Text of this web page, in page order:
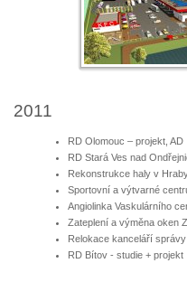
2011
RD Olomouc – projekt, AD
RD Stará Ves nad
Rekonstrukce haly v
Sportovní a výtvarné
Angiolinka Vaskulárního
Zateplení a výměna oken
Relokace kanceláří
RD Bítov - studie + projekt